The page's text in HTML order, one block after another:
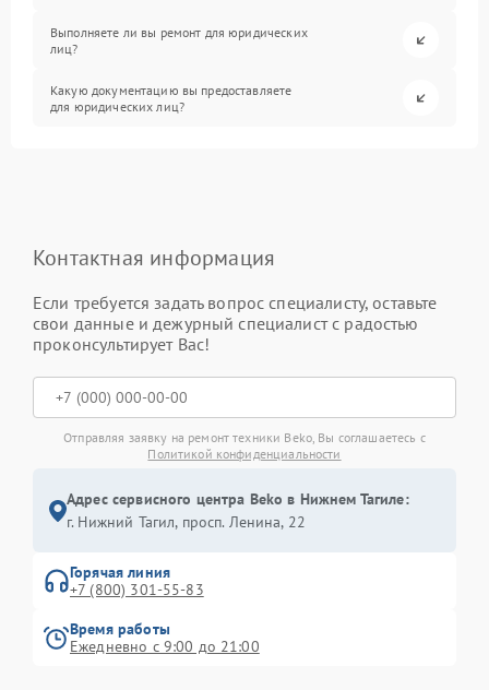
Выполняете ли вы ремонт для юридических
лиц?
Какую документацию вы предоставляете
для юридических лиц?
Контактная информация
Если требуется задать вопрос специалисту, оставьте
свои данные и дежурный специалист с радостью
проконсультирует Вас!
Отправляя заявку на ремонт техники Beko, Вы соглашаетесь с
Политикой конфиденциальности
Адрес сервисного центра Beko в Нижнем Тагиле:
г. Нижний Тагил, просп. Ленина, 22
Горячая линия
+7 (800) 301-55-83
Время работы
Ежедневно с 9:00 до 21:00